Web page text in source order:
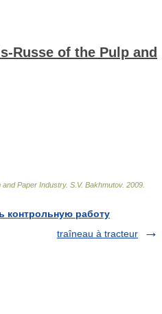
Russe of the Pulp and
Paper Industry. S.V. Bakhmutov. 2009
контрольную работу
traîneau à tracteur